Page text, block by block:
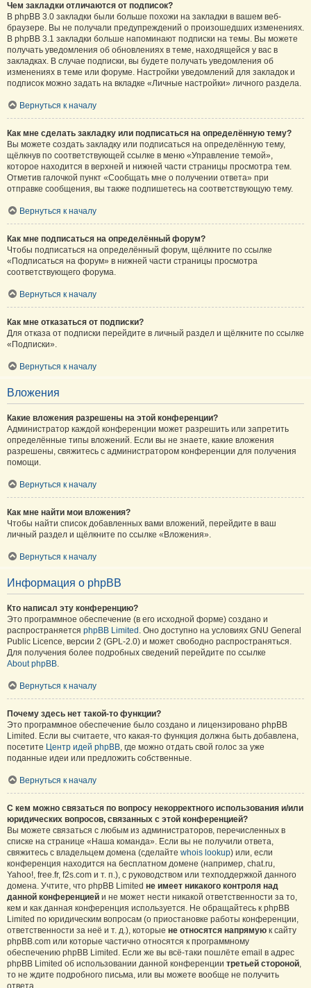
Чем закладки отличаются от подписок?
В phpBB 3.0 закладки были больше похожи на закладки в вашем веб-
браузере. Вы не получали предупреждений о произошедших изменениях.
В phpBB 3.1 закладки больше напоминают подписки на темы. Вы можете
получать уведомления об обновлениях в теме, находящейся у вас в
закладках. В случае подписки, вы будете получать уведомления об
изменениях в теме или форуме. Настройки уведомлений для закладок и
подписок можно задать на вкладке «Личные настройки» личного раздела.
Вернуться к началу
Как мне сделать закладку или подписаться на определённую тему?
Вы можете создать закладку или подписаться на определённую тему,
щёлкнув по соответствующей ссылке в меню «Управление темой»,
которое находится в верхней и нижней части страницы просмотра тем.
Отметив галочкой пункт «Сообщать мне о получении ответа» при
отправке сообщения, вы также подпишетесь на соответствующую тему.
Вернуться к началу
Как мне подписаться на определённый форум?
Чтобы подписаться на определённый форум, щёлкните по ссылке
«Подписаться на форум» в нижней части страницы просмотра
соответствующего форума.
Вернуться к началу
Как мне отказаться от подписки?
Для отказа от подписки перейдите в личный раздел и щёлкните по ссылке
«Подписки».
Вернуться к началу
Вложения
Какие вложения разрешены на этой конференции?
Администратор каждой конференции может разрешить или запретить
определённые типы вложений. Если вы не знаете, какие вложения
разрешены, свяжитесь с администратором конференции для получения
помощи.
Вернуться к началу
Как мне найти мои вложения?
Чтобы найти список добавленных вами вложений, перейдите в ваш
личный раздел и щёлкните по ссылке «Вложения».
Вернуться к началу
Информация о phpBB
Кто написал эту конференцию?
Это программное обеспечение (в его исходной форме) создано и
распространяется phpBB Limited . Оно доступно на условиях GNU General
Public Licence, версии 2 (GPL-2.0) и может свободно распространяться.
Для получения более подробных сведений перейдите по ссылке
About phpBB.
Вернуться к началу
Почему здесь нет такой-то функции?
Это программное обеспечение было создано и лицензировано phpBB
Limited. Если вы считаете, что какая-то функция должна быть добавлена,
посетите Центр идей phpBB, где можно отдать свой голос за уже
поданные идеи или предложить собственные.
Вернуться к началу
С кем можно связаться по вопросу некорректного использования и/или
юридических вопросов, связанных с этой конференцией?
Вы можете связаться с любым из администраторов, перечисленных в
списке на странице «Наша команда». Если вы не получили ответа,
свяжитесь с владельцем домена (сделайте whois lookup) или, если
конференция находится на бесплатном домене (например, chat.ru,
Yahoo!, free.fr, f2s.com и т. п.), с руководством или техподдержкой данного
домена. Учтите, что phpBB Limited не имеет никакого контроля над
данной конференцией и не может нести никакой ответственности за то,
кем и как данная конференция используется. Не обращайтесь к phpBB
Limited по юридическим вопросам (о приостановке работы конференции,
ответственности за неё и т. д.), которые не относятся напрямую к сайту
phpBB.com или которые частично относятся к программному
обеспечению phpBB Limited. Если же вы всё-таки пошлёте email в адрес
phpBB Limited об использовании данной конференции третьей стороной,
то не ждите подробного письма, или вы можете вообще не получить
ответа.